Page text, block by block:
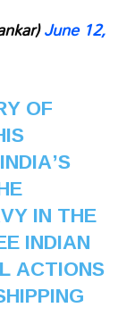
June 12,
OF
IN THE
INDIAN
ACTIONS